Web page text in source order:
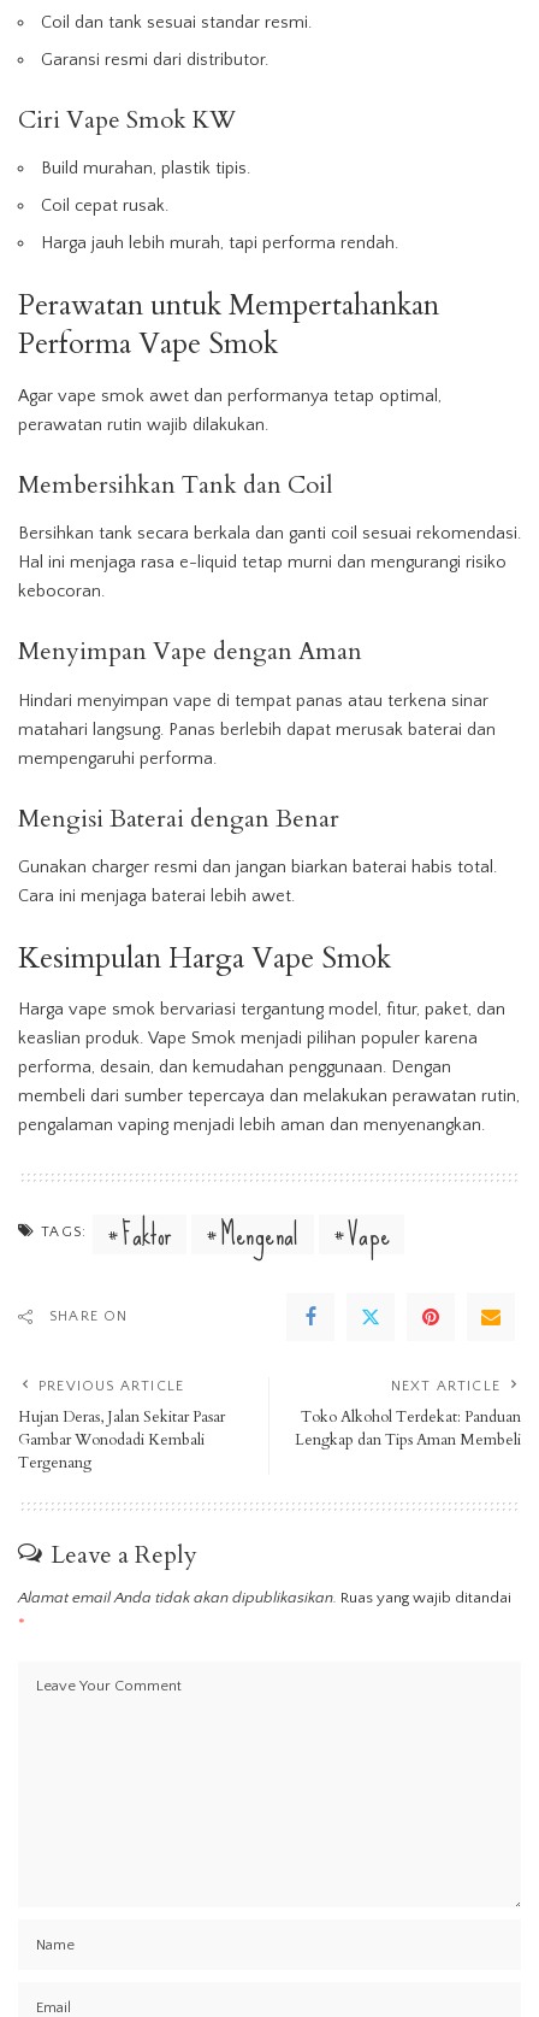
Coil dan tank sesuai standar resmi.
Garansi resmi dari distributor.
Ciri Vape Smok KW
Build murahan, plastik tipis.
Coil cepat rusak.
Harga jauh lebih murah, tapi performa rendah.
Perawatan untuk Mempertahankan
Performa Vape Smok
Agar vape smok awet dan performanya tetap optimal,
perawatan rutin wajib dilakukan.
Membersihkan Tank dan Coil
Bersihkan tank secara berkala dan ganti coil sesuai rekomendasi.
Hal ini menjaga rasa e-liquid tetap murni dan mengurangi risiko
kebocoran.
Menyimpan Vape dengan Aman
Hindari menyimpan vape di tempat panas atau terkena sinar
matahari langsung. Panas berlebih dapat merusak baterai dan
mempengaruhi performa.
Mengisi Baterai dengan Benar
Gunakan charger resmi dan jangan biarkan baterai habis total.
Cara ini menjaga baterai lebih awet.
Kesimpulan Harga Vape Smok
Harga vape smok bervariasi tergantung model, fitur, paket, dan
keaslian produk. Vape Smok menjadi pilihan populer karena
performa, desain, dan kemudahan penggunaan. Dengan
membeli dari sumber tepercaya dan melakukan perawatan rutin,
pengalaman vaping menjadi lebih aman dan menyenangkan.
TAGS: Faktor Mengenal Vape
SHARE ON
PREVIOUS ARTICLE
Hujan Deras, Jalan Sekitar Pasar
Gambar Wonodadi Kembali
Tergenang
NEXT ARTICLE
Toko Alkohol Terdekat: Panduan
Lengkap dan Tips Aman Membeli
Leave a Reply
Alamat email Anda tidak akan dipublikasikan. Ruas yang wajib ditandai
*